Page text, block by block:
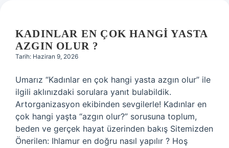
KADINLAR EN ÇOK HANGI YASTA
AZGIN OLUR ?
Tarih: Haziran 9, 2026
Umarız “Kadınlar en çok hangi yasta azgın olur” ile
ilgili aklınızdaki sorulara yanıt bulabildik.
Artorganizasyon ekibinden sevgilerle! Kadınlar en
çok hangi yaşta “azgın olur?” sorusuna toplum,
beden ve gerçek hayat üzerinden bakış Sitemizden
Önerilen: Ihlamur en doğru nasıl yapılır ? Hoş